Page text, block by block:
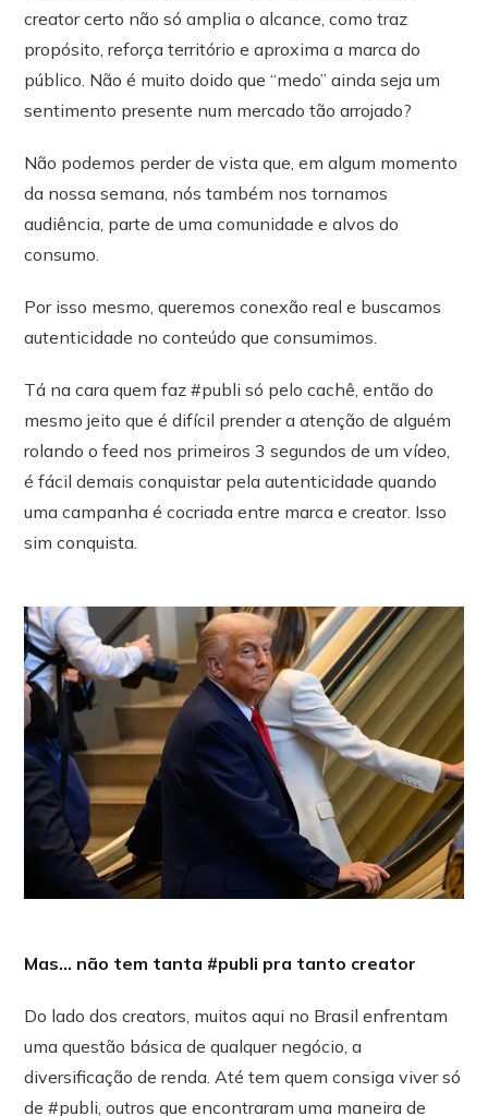
creator certo não só amplia o alcance, como traz
propósito, reforça território e aproxima a marca do
público. Não é muito doido que “medo” ainda seja um
sentimento presente num mercado tão arrojado?
Não podemos perder de vista que, em algum momento
da nossa semana, nós também nos tornamos
audiência, parte de uma comunidade e alvos do
consumo.
Por isso mesmo, queremos conexão real e buscamos
autenticidade no conteúdo que consumimos.
Tá na cara quem faz #publi só pelo cachê, então do
mesmo jeito que é difícil prender a atenção de alguém
rolando o feed nos primeiros 3 segundos de um vídeo,
é fácil demais conquistar pela autenticidade quando
uma campanha é cocriada entre marca e creator. Isso
sim conquista.
Mas… não tem tanta #publi pra tanto creator
Do lado dos creators, muitos aqui no Brasil enfrentam
uma questão básica de qualquer negócio, a
diversificação de renda. Até tem quem consiga viver só
de #publi, outros que encontraram uma maneira de